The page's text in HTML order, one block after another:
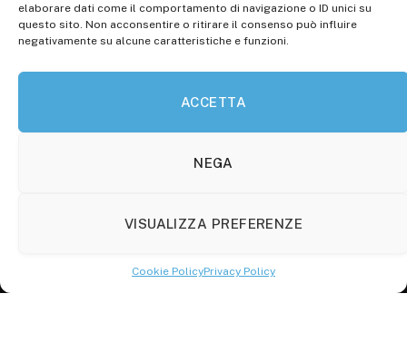
elaborare dati come il comportamento di navigazione o ID unici su
questo sito. Non acconsentire o ritirare il consenso può influire
negativamente su alcune caratteristiche e funzioni.
ACCETTA
NEGA
VISUALIZZA PREFERENZE
Cookie PolicyPrivacy Policy
Roc: iscrizione n° 25549 (Prot. 1138/com/15 del
30.04.2015)
P.Iva: 01707150700